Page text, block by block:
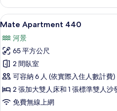
140
的
詳
顯
Mate
Apartment
440
的
所
有
6
Mate Apartment 440
河景
65 平方公尺
2 間臥室
可容納 6 人 (依實際入住人數計費)
2 張加大雙人床和 1 張標準雙人沙
免費無線上網